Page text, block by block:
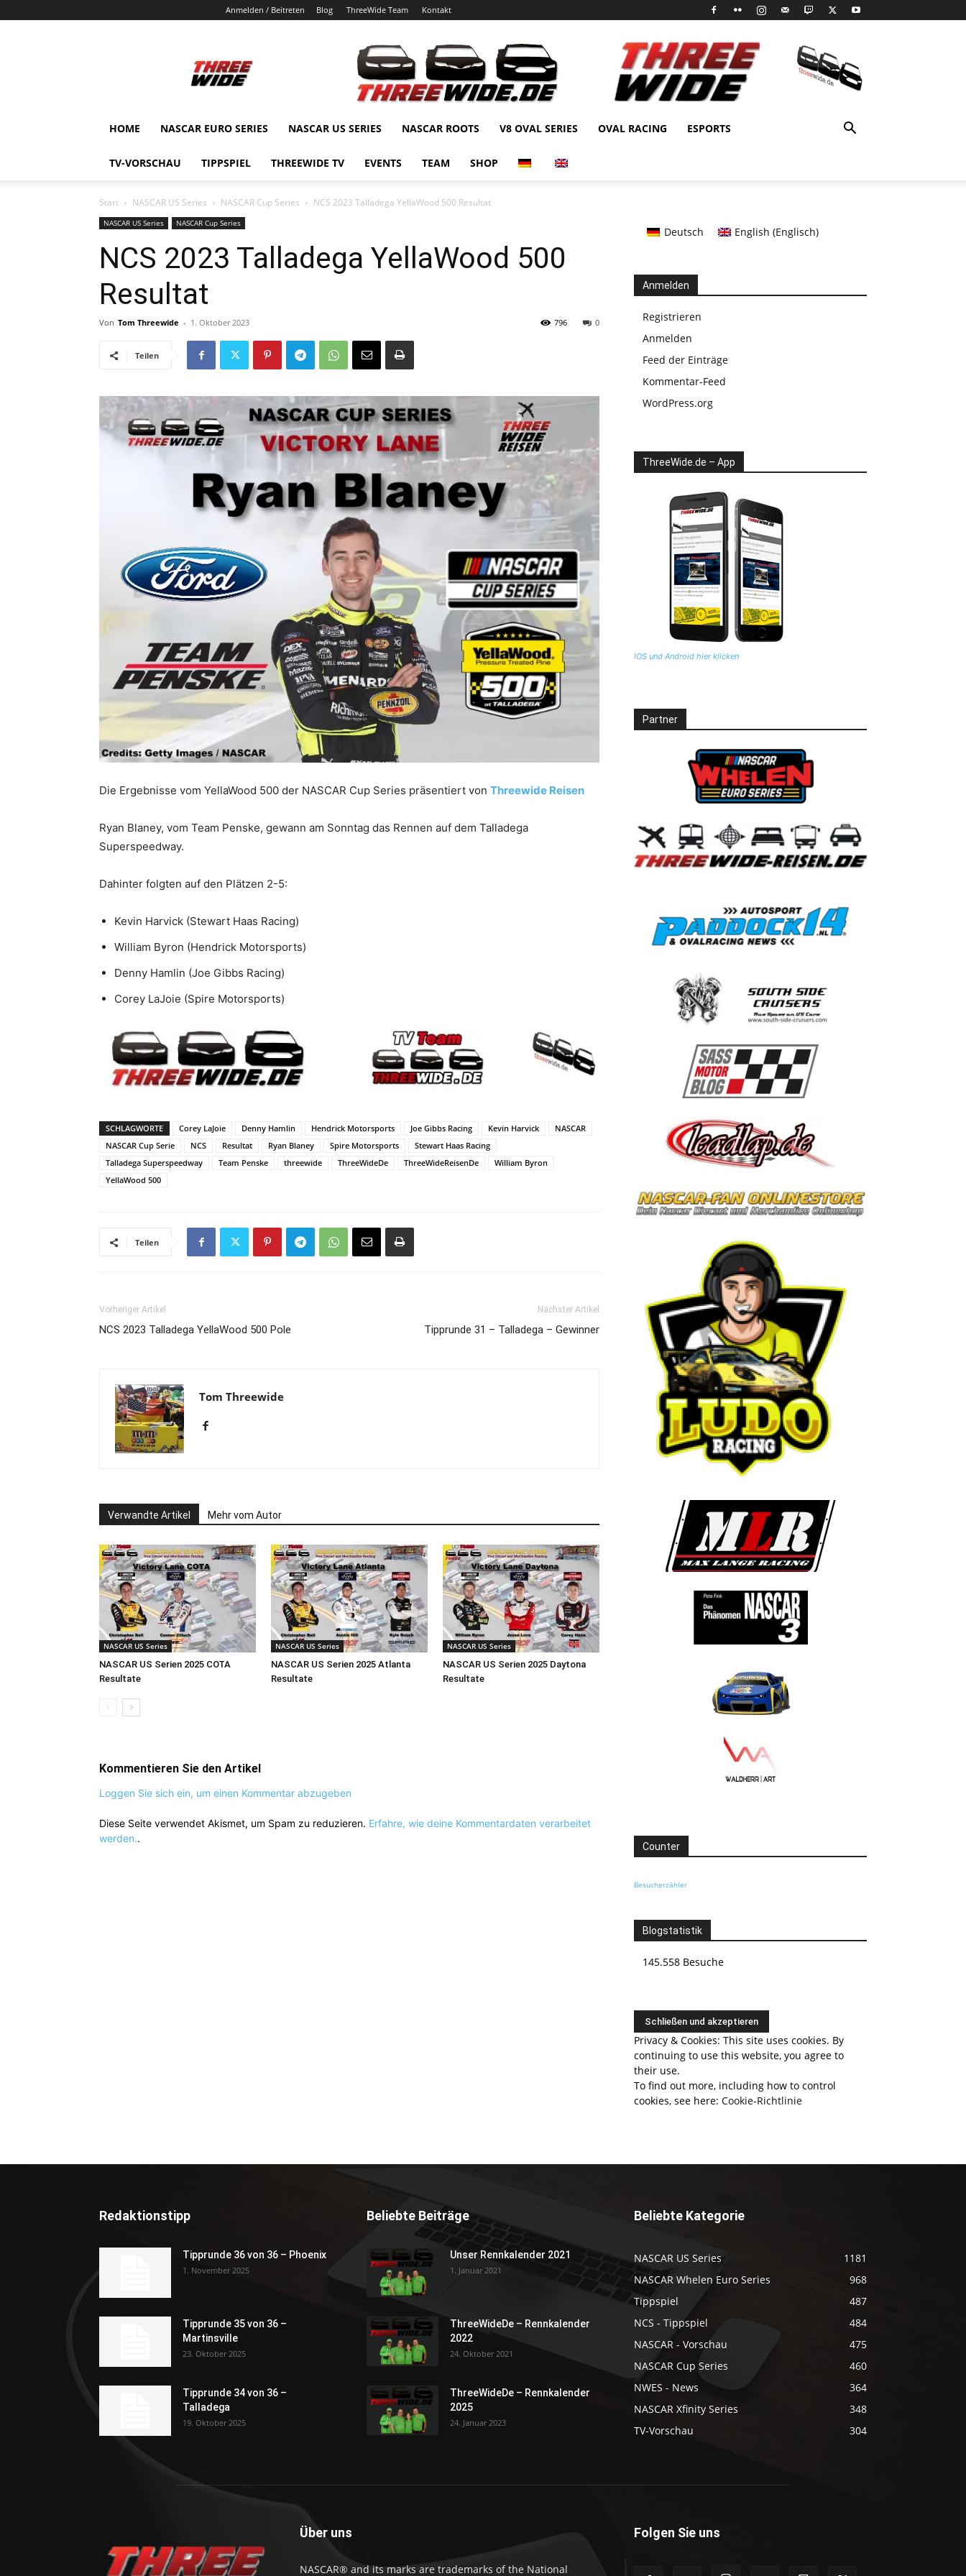
Anmelden / Beitreten Blog ThreeWide Team Kontakt
HOME NASCAR EURO SERIES NASCAR US SERIES NASCAR ROOTS V8 OVAL SERIES OVAL RACING ESPORTS
TV-VORSCHAU TIPPSPIEL THREEWIDE TV EVENTS TEAM SHOP
Start NASCAR US Series NASCAR Cup Series NCS 2023 Talladega YellaWood 500 Resultat
NASCAR US Series NASCAR Cup Series
NCS 2023 Talladega YellaWood 500
Resultat
Von Tom Threewide - 1. Oktober 2023 0
796
Teilen
Die Ergebnisse vom YellaWood 500 der NASCAR Cup Series präsentiert von Threewide Reisen
Ryan Blaney, vom Team Penske, gewann am Sonntag das Rennen auf dem Talladega
Superspeedway.
Dahinter folgten auf den Plätzen 2-5:
Kevin Harvick (Stewart Haas Racing)
William Byron (Hendrick Motorsports)
Denny Hamlin (Joe Gibbs Racing)
Corey LaJoie (Spire Motorsports)
SCHLAGWORTE Corey LaJoie Denny Hamlin Hendrick Motorsports Joe Gibbs Racing Kevin Harvick
NASCAR
NASCAR Cup Serie
NCS Resultat Ryan Blaney Spire Motorsports
Stewart Haas Racing
Talladega Superspeedway
Team Penske threewide ThreeWideDe ThreeWideReisenDe
William Byron
YellaWood 500
Teilen
Vorheriger Artikel
NCS 2023 Talladega YellaWood 500 Pole
Nächster Artikel
Tipprunde 31 – Talladega – Gewinner
Tom Threewide
Verwandte Artikel Mehr vom Autor
NASCAR US Series
NASCAR US Serien 2025 COTA
Resultate
NASCAR US Series
NASCAR US Serien 2025 Atlanta
Resultate
NASCAR US Series
NASCAR US Serien 2025 Daytona
Resultate
Kommentieren Sie den Artikel
Loggen Sie sich ein, um einen Kommentar abzugeben
Diese Seite verwendet Akismet, um Spam zu reduzieren. Erfahre, wie deine Kommentardaten verarbeitet
werden..
Deutsch English (Englisch)
Anmelden
Registrieren
Anmelden
Feed der Einträge
Kommentar-Feed
WordPress.org
ThreeWide.de – App
IOS und Android hier klicken
Partner
Counter
Besucherzähler
Blogstatistik
145.558 Besuche
Privacy & Cookies: This site uses cookies. By
continuing to use this website, you agree to
their use.
To find out more, including how to control
cookies, see here: Cookie-Richtlinie
Redaktionstipp
Tipprunde 36 von 36 – Phoenix
1. November 2025
Tipprunde 35 von 36 –
Martinsville
23. Oktober 2025
Tipprunde 34 von 36 –
Talladega
19. Oktober 2025
Beliebte Beiträge
Unser Rennkalender 2021
1. Januar 2021
ThreeWideDe – Rennkalender
2022
24. Oktober 2021
ThreeWideDe – Rennkalender
2025
24. Januar 2023
Beliebte Kategorie
NASCAR US Series
1181
NASCAR Whelen Euro Series
968
Tippspiel
487
NCS - Tippspiel
484
NASCAR - Vorschau
475
NASCAR Cup Series
460
NWES - News
364
NASCAR Xfinity Series
348
TV-Vorschau
304
Über uns
NASCAR® and its marks are trademarks of the National
Folgen Sie uns